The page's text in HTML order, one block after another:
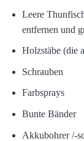
Leere
entfernen und
Holzstäbe (die
Schrauben
Farbsprays
Bunte Bänder
Akkubohrer /-